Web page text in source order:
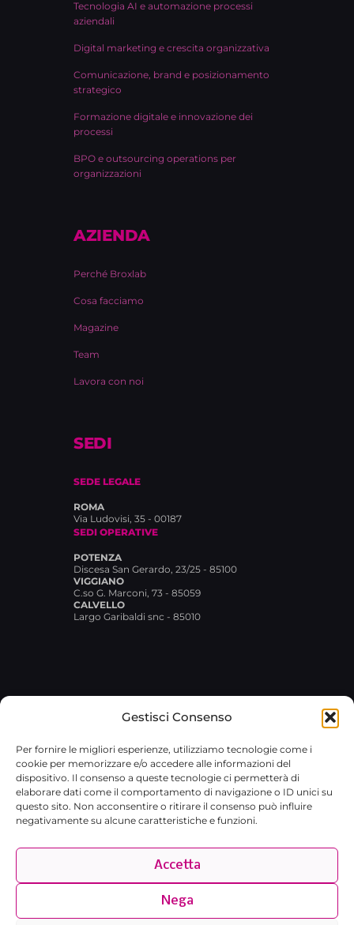
Gestisci Consenso
Per fornire le migliori esperienze, utilizziamo tecnologie come i
cookie per memorizzare e/o accedere alle informazioni del
dispositivo. Il consenso a queste tecnologie ci permetterà di
elaborare dati come il comportamento di navigazione o ID unici su
questo sito. Non acconsentire o ritirare il consenso può influire
negativamente su alcune caratteristiche e funzioni.
Accetta
Nega
Tecnologia AI e automazione processi
aziendali
Digital marketing e crescita organizzativa
Comunicazione, brand e posizionamento
strategico
Formazione digitale e innovazione dei
processi
BPO e outsourcing operations per
organizzazioni
AZIENDA
Perché Broxlab
Cosa facciamo
Magazine
Team
Lavora con noi
SEDI
SEDE LEGALE
ROMA
Via Ludovisi, 35 - 00187
SEDI OPERATIVE
POTENZA
Discesa San Gerardo, 23/25 - 85100
VIGGIANO
C.so G. Marconi, 73 - 85059
CALVELLO
Largo Garibaldi snc - 85010
02029480767 · REA RM-1751733 ·
broxlab@pec.it·Privacy Policy